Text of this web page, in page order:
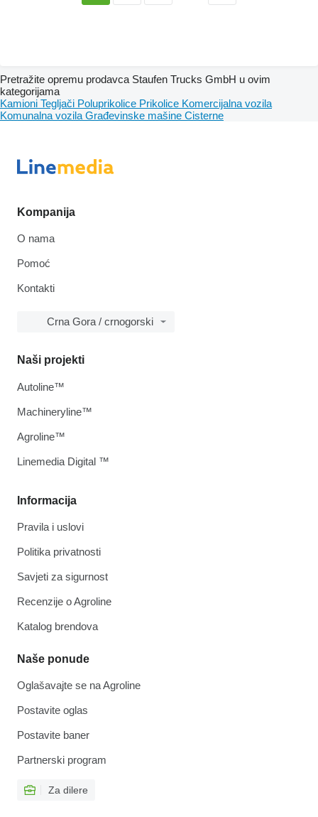
Pretražite opremu prodavca Staufen Trucks GmbH u ovim
kategorijama
Kamioni Tegljači Poluprikolice Prikolice Komercijalna vozila
Komunalna vozila Građevinske mašine Cisterne
Kompanija
O nama
Pomoć
Kontakti
Crna Gora / crnogorski
Informacija
Pravila i uslovi
Politika privatnosti
Savjeti za sigurnost
Recenzije o Agroline
Katalog brendova
Naše ponude
Oglašavajte se na Agroline
Postavite oglas
Postavite baner
Partnerski program
Za dilere
Naši projekti
Autoline™
Machineryline™
Agroline™
Linemedia Digital ™